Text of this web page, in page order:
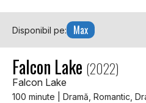
Disponibil pe: Max
Falcon Lake (2022)
Falcon Lake
100 minute | Dramă, Romantic,